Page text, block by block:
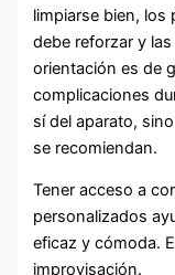
limpiarse bien, los
debe reforzar y
orientación es de
complicaciones
sí del aparato,
se recomiendan.
Tener acceso a
personalizados
eficaz y cómoda.
improvisación.